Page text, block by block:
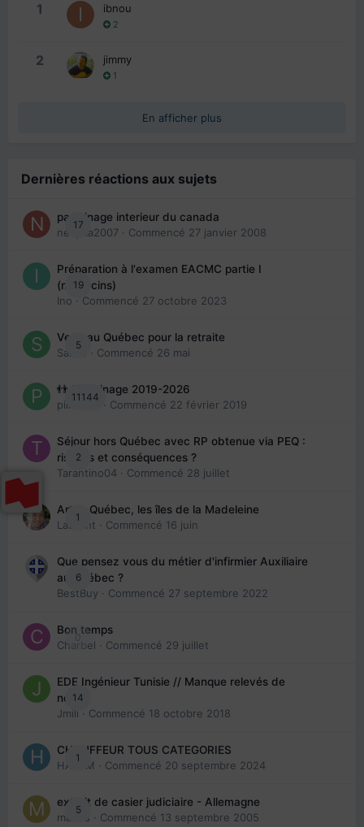
1 ibnou
2
2 jimmy
1
En afficher plus
Dernières réactions aux sujets
17
parrainage interieur du canada
nedjma2007 · Commencé 27 janvier 2008
19
Préparation à l'examen EACMC partie I
(médecins)
Ino · Commencé 27 octobre 2023
5
Venir au Québec pour la retraite
Sab74
· Commencé 26 mai
11144
👬 Parrainage 2019-2026
piinoush · Commencé 22 février 2019
2
Séjour hors Québec avec RP obtenue via PEQ :
risques et conséquences ?
Tarantino04 · Commencé 28 juillet
1
Arte : Québec, les îles de la Madeleine
Laurent · Commencé 16 juin
6
Que pensez vous du métier d'infirmier Auxiliaire
au Québec ?
BestBuy · Commencé 27 septembre 2022
0
Bon temps
Charbel · Commencé 29 juillet
14
EDE Ingénieur Tunisie // Manque relevés de
note
Jmili · Commencé 18 octobre 2018
1
CHAUFFEUR TOUS CATEGORIES
HAZEM · Commencé 20 septembre 2024
5
extrait de casier judiciaire - Allemagne
maries · Commencé 13 septembre 2005